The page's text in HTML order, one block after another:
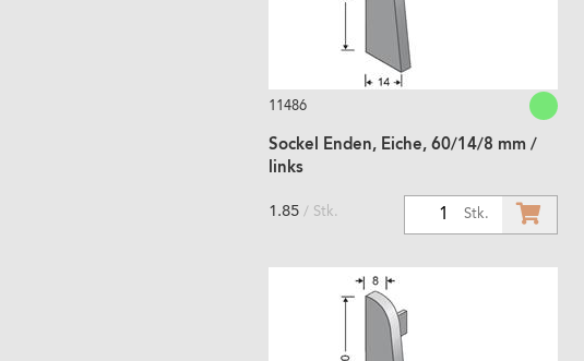
11486
Sockel Enden, Eiche, 60/14/8 mm /
links
Stk.
1.85 / Stk.